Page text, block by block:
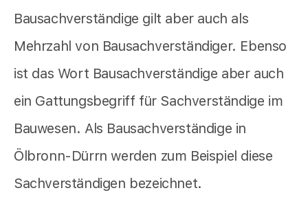
Bausachverständige gilt aber auch als
Mehrzahl von Bausachverständiger. Ebenso
ist das Wort Bausachverständige aber auch
ein Gattungsbegriff für Sachverständige im
Bauwesen. Als Bausachverständige in
Ölbronn-Dürrn werden zum Beispiel diese
Sachverständigen bezeichnet.